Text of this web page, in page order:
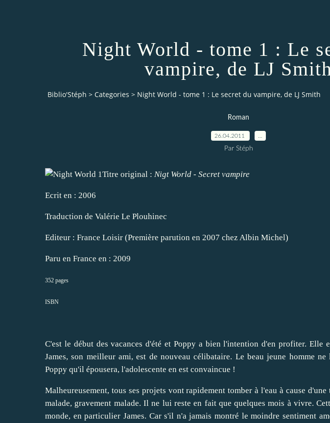
Night World - tome 1 : Le
vampire, de LJ
Biblio'Stéph > Categories > Night World - tome 1 : Le secret du vampire, de LJ Smith
Roman
26.04.2011
Par Stéph
Titre original : Nigt World - Secret vampire
Ecrit en : 2006
Traduction de Valérie Le Plouhinec
Editeur : France Loisir (Première parution en 2007 chez Albin Michel)
Paru en France en : 2009
352 pages
ISBN
C'est le début des vacances d'été et Poppy a bien l'intention d'en profiter. Elle
James, son meilleur ami, est de nouveau célibataire. Le beau jeune homme
Poppy qu'il épousera, l'adolescente en est convaincue !
Malheureusement, tous ses projets vont rapidement tomber à l'eau à cause
malade, gravement malade. Il ne lui reste en fait que quelques mois à vivre.
monde, en particulier James. Car s'il n'a jamais montré le moindre sentiment